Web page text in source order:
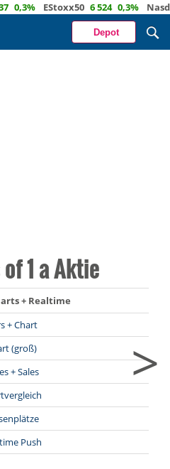
EStoxx50 6 524 0,3% Nasdaq
Depot
1 a Aktie
+ Realtime
+ Chart
(groß)
+ Sales
Push
>